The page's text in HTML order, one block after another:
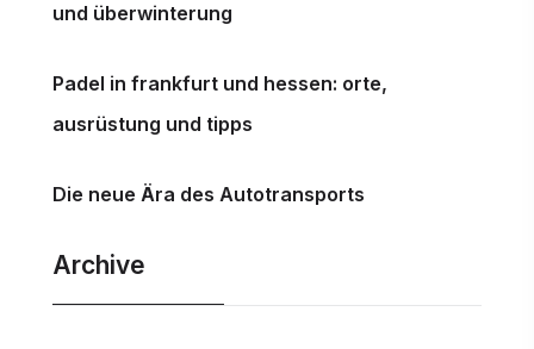
und überwinterung
Padel in frankfurt und hessen: orte,
ausrüstung und tipps
Die neue Ära des Autotransports
Archive